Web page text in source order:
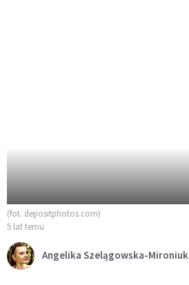
(fot. depositphotos.com)
5 lat temu
Angelika Szelągowska-Mironiuk